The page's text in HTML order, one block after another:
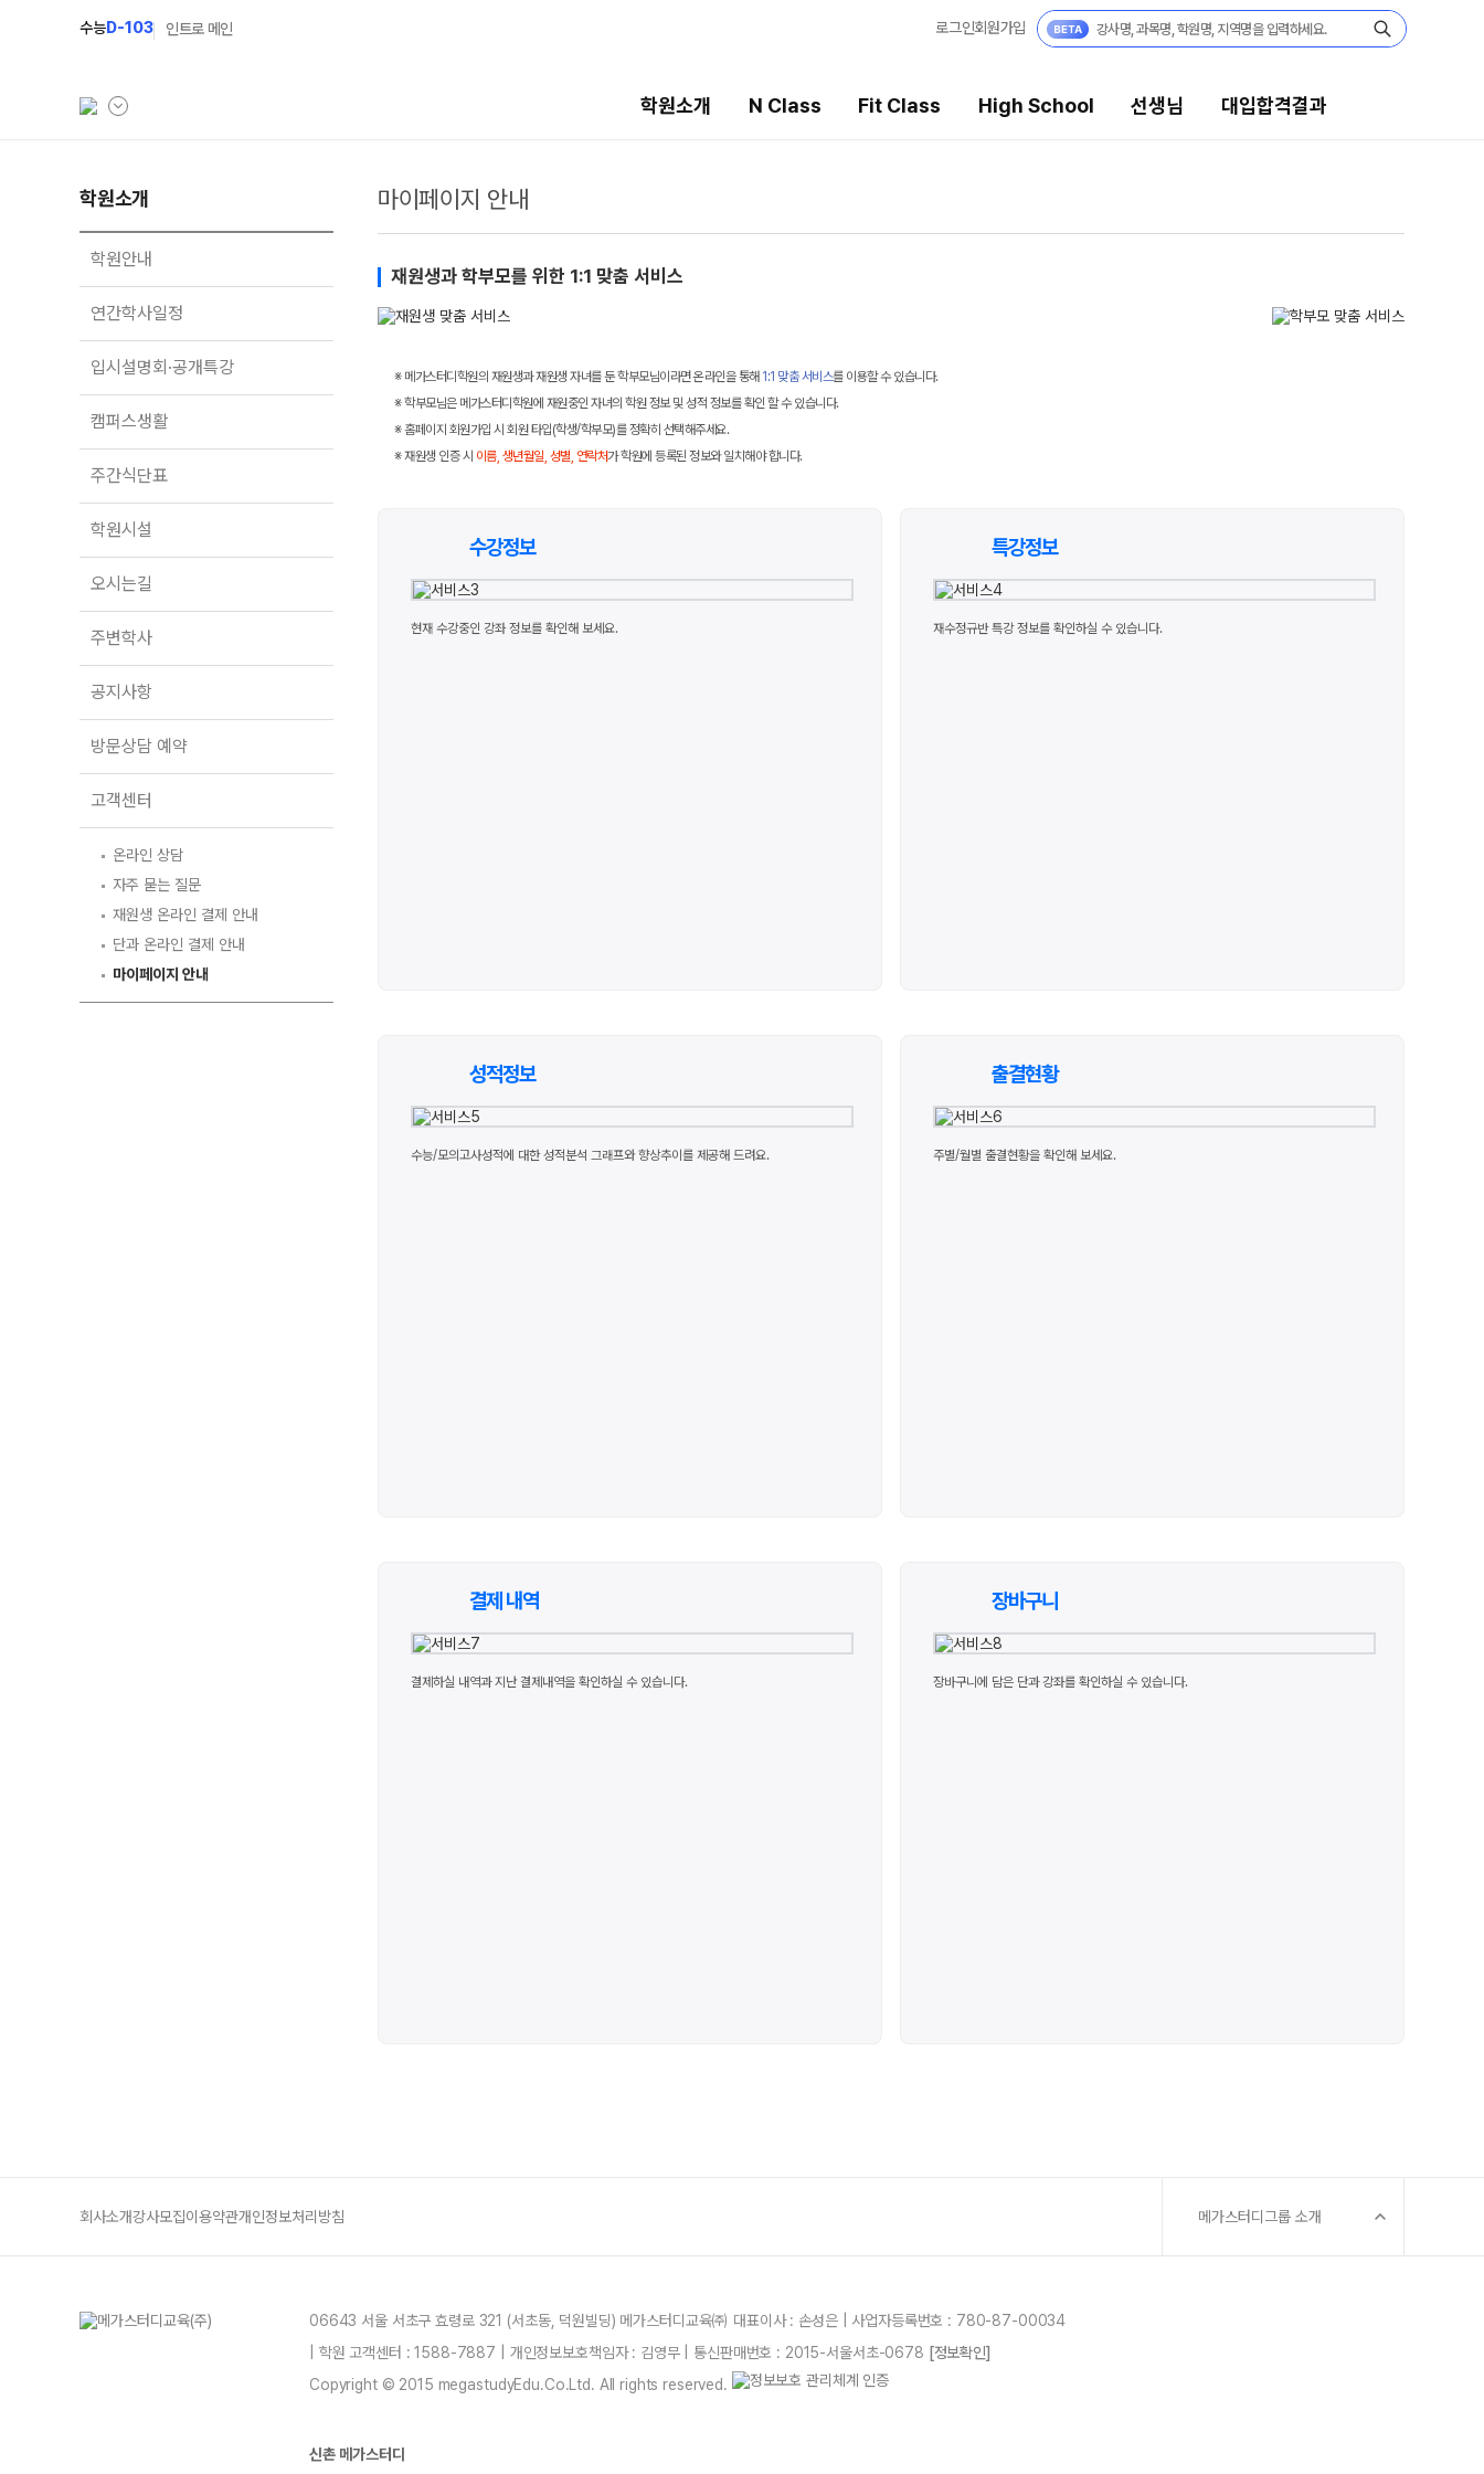
수능D-103 인트로 메인 로그인회원가입
학원소개 N Class Fit Class High School 선생님 대입합격결과
학원소개
학원안내
연간학사일정
캠퍼스생활
주간식단표
학원시설
오시는길
주변학사
공지사항
방문상담 예약
고객센터
재원생 온라인 결제 안내
단과 온라인 결제 안내
마이페이지 안내
2027 N수 정규반
2027 N수 예체능반
2027 자기주도학습반
2027 정시대비반
2027 파이널 정규반
Fit Class
Fit AM 8월 과정
8월 단과 N
7월 단과
재원생 혜택
재원생 통합회원인증
메가패스 특별 지원
메가 스마트 리포트
학원소개
학원안내
연간학사일정
입시설명회·공개특강
캠퍼스생활
주간식단표
학원시설
오시는길
주변학사
공지사항
방문상담 예약
고객센터
온라인 상담
자주 묻는 질문
재원생 온라인 결제 안내
단과 온라인 결제 안내
마이페이지 안내
마이페이지 안내
재원생과 학부모를 위한 1:1 맞춤 서비스
※ 메가스터디학원의 재원생과 재원생 자녀를 둔 학부모님이라면 온라인을 통해 1:1 맞춤 서비스를 이용할 수 있습니다.
※ 학부모님은 메가스터디학원에 재원중인 자녀의 학원 정보 및 성적 정보를 확인 할 수 있습니다.
※ 홈페이지 회원가입 시 회원 타입(학생/학부모)를 정확히 선택해주세요.
※ 재원생 인증 시 이름, 생년월일, 성별, 연락처가 학원에 등록된 정보와 일치해야 합니다.
수강정보
현재 수강중인 강좌 정보를 확인해 보세요.
특강정보
재수정규반 특강 정보를 확인하실 수 있습니다.
성적정보
수능/모의고사성적에 대한 성적분석 그래프와 향상추이를 제공해 드려요.
출결현황
주별/월별 출결현황을 확인해 보세요.
결제 내역
결제하실 내역과 지난 결제내역을 확인하실 수 있습니다.
장바구니
장바구니에 담은 단과 강좌를 확인하실 수 있습니다.
회사소개강사모집이용약관개인정보처리방침 메가스터디그룹 소개
06643 서울 서초구 효령로 321 (서초동, 덕원빌딩) 메가스터디교육㈜ 대표이사 : 손성은 | 사업자등록번호 : 780-87-00034
| 학원 고객센터 : 1588-7887 | 개인정보보호책임자 : 김영무 | 통신판매번호 : 2015-서울서초-0678 [정보확인]
Copyright © 2015 megastudyEdu.Co.Ltd. All rights reserved.
신촌 메가스터디